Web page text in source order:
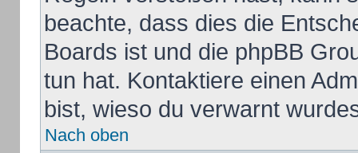
beachte, dass dies die
Boards ist und die phpBB
tun hat. Kontaktiere einen
bist, wieso du verwarnt
Nach oben